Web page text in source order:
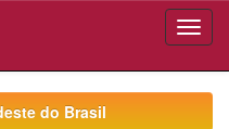
do Brasil